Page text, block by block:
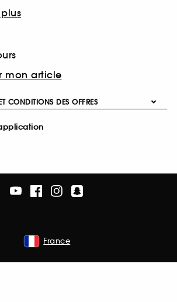
mon article
CONDITIONS DES OFFRES
France